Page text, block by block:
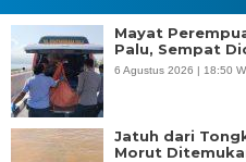
Mayat
Palu, Sempat
6 Agustus 2026 | 18:50
Jatuh dari
Morut